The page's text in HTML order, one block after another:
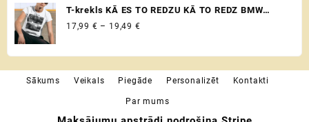
17,99 €
T-krekls KĀ ES TO REDZU KĀ TO REDZ BMW
VADITĀJS
17,99 € – 19,49 €
through
19,49 €
Sākums Veikals Piegāde Personalizēt Kontakti
Par mums